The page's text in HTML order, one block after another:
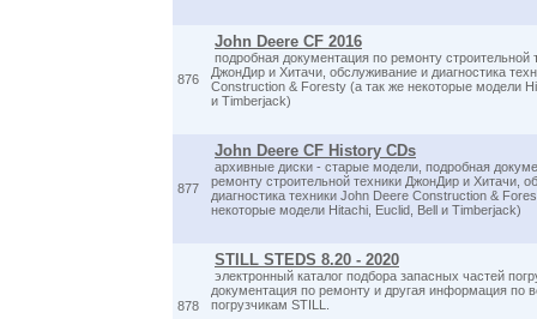
876
John Deere CF 2016
подробная документация по ремонту строительной
ДжонДир и Хитачи, обслуживание и диагностика
Construction & Foresty (а так же некоторые модели
и Timberjack)
877
John Deere CF History CDs
архивные диски - старые модели, подробная
ремонту строительной техники ДжонДир и Хитачи,
диагностика техники John Deere Construction &
некоторые модели Hitachi, Euclid, Bell и Timberjack)
878
STILL STEDS 8.20 - 2020
электронный каталог подбора запасных частей
документация по ремонту и другая информация по
погрузчикам STILL.